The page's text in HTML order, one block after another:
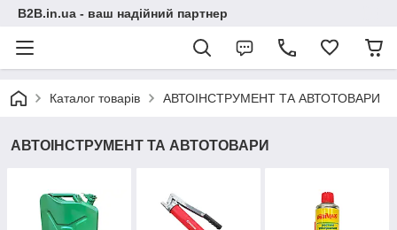
B2B.in.ua - ваш надійний партнер
Каталог товарів АВТОІНСТРУМЕНТ ТА АВТОТОВАРИ
АВТОІНСТРУМЕНТ ТА АВТОТОВАРИ